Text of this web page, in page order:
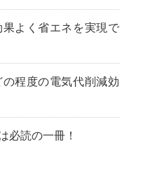
よく省エネを実現で
程度の電気代削減効
必読の一冊！